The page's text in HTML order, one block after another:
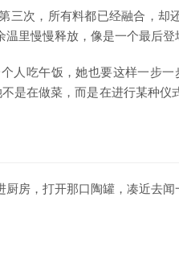
三次，所有料都已经融合，却
里慢慢释放，像是一个最后登
人吃午饭，她也要这样一步
是在做菜，而是在进行某种
房，打开那口陶罐，凑近去闻